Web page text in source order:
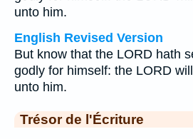
unto him.
English Revised Version
But know that the LORD hath
godly for himself: the LORD
unto him.
Trésor de l'Écriture